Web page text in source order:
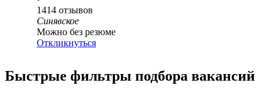
1414 отзывов
Синявское
Можно без резюме
Откликнуться
Быстрые фильтры подбора вакансий